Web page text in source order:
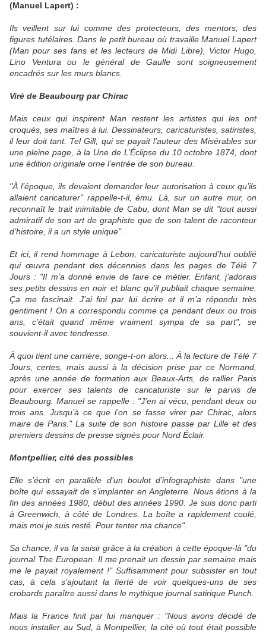
(Manuel Lapert) :
Ils veillent sur lui comme des protecteurs, des mentors, des
figures tutélaires. Dans le petit bureau où travaille Manuel Lapert
(Man pour ses fans et les lecteurs de Midi Libre), Victor Hugo,
Lino Ventura ou le général de Gaulle sont soigneusement
encadrés sur les murs blancs.
Viré de Beaubourg par Chirac
Mais ceux qui inspirent Man restent les artistes qui les ont
croqués, ses maîtres à lui. Dessinateurs, caricaturistes, satiristes,
il leur doit tant. Tel Gill, qui se payait l’auteur des Misérables sur
une pleine page, à la Une de L’Éclipse du 10 octobre 1874, dont
une édition originale orne l’entrée de son bureau.
"À l’époque, ils devaient demander leur autorisation à ceux qu’ils
allaient caricaturer" rappelle-t-il, ému. Là, sur un autre mur, on
reconnaît le trait inimitable de Cabu, dont Man se dit "tout aussi
admiratif de son art de graphiste que de son talent de raconteur
d’histoire, il a un style unique".
Et ici, il rend hommage à Lebon, caricaturiste aujourd’hui oublié
qui œuvra pendant des décennies dans les pages de Télé 7
Jours : "Il m’a donné envie de faire ce métier. Enfant, j’adorais
ses petits dessins en noir et blanc qu’il publiait chaque semaine.
Ça me fascinait. J’ai fini par lui écrire et il m’a répondu très
gentiment ! On a correspondu comme ça pendant deux ou trois
ans, c’était quand même vraiment sympa de sa part", se
souvient-il avec tendresse.
À quoi tient une carrière, songe-t-on alors... À la lecture de Télé 7
Jours, certes, mais aussi à la décision prise par ce Normand,
après une année de formation aux Beaux-Arts, de rallier Paris
pour exercer ses talents de caricaturiste sur le parvis de
Beaubourg. Manuel se rappelle : "J’en ai vécu, pendant deux ou
trois ans. Jusqu’à ce que l’on se fasse virer par Chirac, alors
maire de Paris." La suite de son histoire passe par Lille et des
premiers dessins de presse signés pour Nord Éclair.
Montpellier, cité des possibles
Elle s’écrit en parallèle d’un boulot d’infographiste dans "une
boîte qui essayait de s’implanter en Angleterre. Nous étions à la
fin des années 1980, début des années 1990. Je suis donc parti
à Greenwich, à côté de Londres. La boîte a rapidement coulé,
mais moi je suis resté. Pour tenter ma chance".
Sa chance, il va la saisir grâce à la création à cette époque-là "du
journal The European. Il me prenait un dessin par semaine mais
me le payait royalement !" Suffisamment pour subsister en tout
cas, à cela s’ajoutant la fierté de voir quelques-uns de ses
crobards paraître aussi dans le mythique journal satirique Punch.
Mais la France finit par lui manquer : "Nous avons décidé de
nous installer au Sud, à Montpellier, la cité où tout était possible